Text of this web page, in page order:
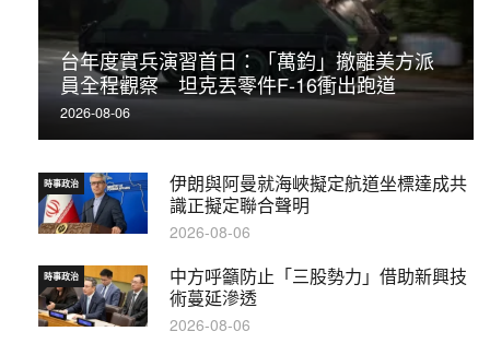
台年度實兵演習首日：「萬鈞」撤離美方派
員全程觀察 坦克丟零件F-16衝出跑道
2026-08-06
伊朗與阿曼就海峽擬定航道坐標達成共
識正擬定聯合聲明
時事政治
2026-08-06
中方呼籲防止「三股勢力」借助新興技
術蔓延滲透
時事政治
2026-08-06